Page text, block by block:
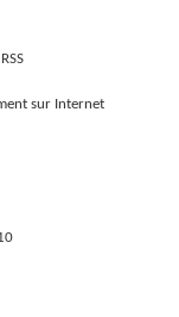
sur Internet